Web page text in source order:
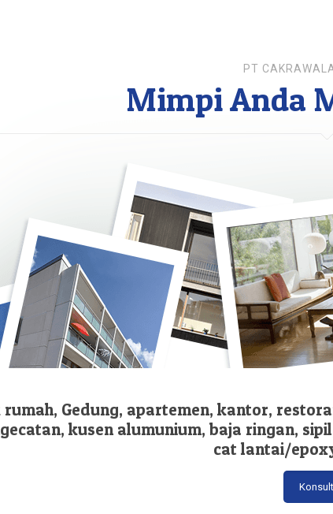
PT
Mimpi Anda
Gedung, apartemen, kantor,
kusen alumunium, baja ringan,
cat lantai/